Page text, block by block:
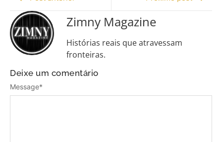
Zimny Magazine
Histórias reais que atravessam
fronteiras.
Deixe um comentário
Message*